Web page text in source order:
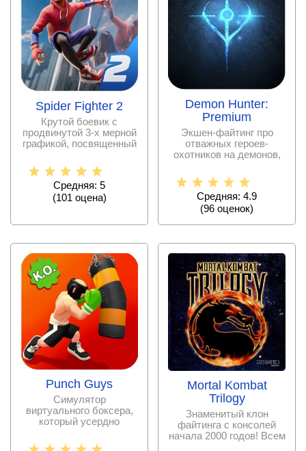
Spider Fighter 2
Крутой боевик с
продвинутой 3-х мерной
графикой, посвященный
Средняя: 5
(101 оценa)
Demon Hunter:
Premium
Экшен-файтинг про
отважных героев-
охотников на демонов,
по миру
Средняя: 4.9
(96 оценок)
Punch Guys
Симулятор
виртуального боксера,
который усердно
спортивном зале и
Mortal Kombat
Trilogy
Знаменитый клон
файтинга с консолей
начала 2000 годов! Всем